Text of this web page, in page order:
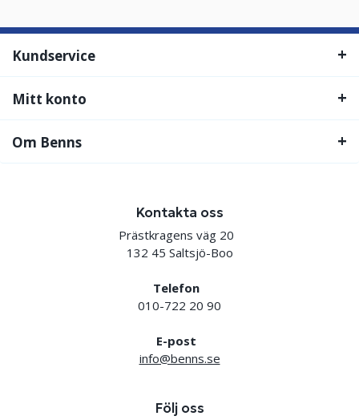
Kundservice
Mitt konto
Om Benns
Kontakta oss
Prästkragens väg 20
132 45 Saltsjö-Boo
Telefon
010-722 20 90
E-post
info@benns.se
Följ oss